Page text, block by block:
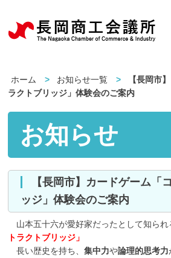
ホーム お知らせ一覧
【長岡市
ラクトブリッジ」体験会のご案内
お知らせ
【長岡市】カードゲーム「コントラクトブリ
ッジ」体験会のご案内
山本五十六が愛好家だったとして知られ
トラクトブリッジ」
長い歴史を持ち、集中力や論理的思考力